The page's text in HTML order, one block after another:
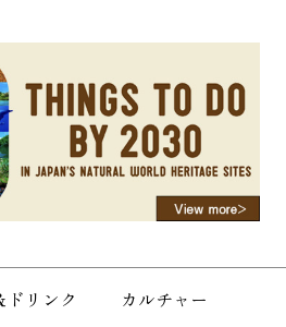
の勉強から始まり、酒造り修
ナルブランドの酒造り、そして
、夢に向かって挑み続ける陳さ
。
ドリンク カルチャー